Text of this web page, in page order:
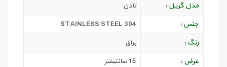
مدل گریل :
لادن
جنس :
STAINLESS STEEL 304
رنگ :
براق
عرض :
15 سانتیمتر